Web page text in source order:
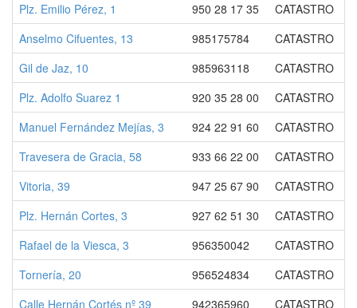
Plz. Emilio Pérez, 1
950 28 17 35
CATASTRO
Anselmo Cifuentes, 13
985175784
CATASTRO
Gil de Jaz, 10
985963118
CATASTRO
Plz. Adolfo Suarez 1
920 35 28 00
CATASTRO
Manuel Fernández Mejías, 3
924 22 91 60
CATASTRO
Travesera de Gracia, 58
933 66 22 00
CATASTRO
Vitoria, 39
947 25 67 90
CATASTRO
Plz. Hernán Cortes, 3
927 62 51 30
CATASTRO
Rafael de la Viesca, 3
956350042
CATASTRO
Tornería, 20
956524834
CATASTRO
Calle Hernán Cortés nº 39
942365960 CATASTRO